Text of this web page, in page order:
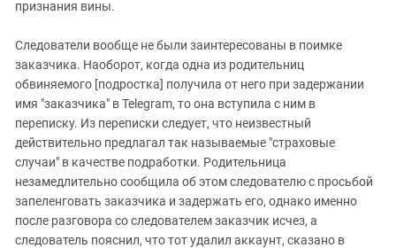
признания вины.
Следователи вообще не были заинтересованы в поимке
заказчика. Наоборот, когда одна из родительниц
обвиняемого [подростка] получила от него при задержании
имя "заказчика" в Telegram, то она вступила с ним в
переписку. Из переписки следует, что неизвестный
действительно предлагал так называемые "страховые
случаи" в качестве подработки. Родительница
незамедлительно сообщила об этом следователю с просьбой
запеленговать заказчика и задержать его, однако именно
после разговора со следователем заказчик исчез, а
следователь пояснил, что тот удалил аккаунт, сказано в